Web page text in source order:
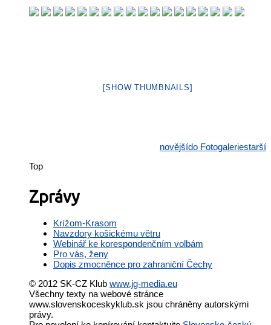
[SHOW THUMBNAILS]
novějšído Fotogaleriestarší
Top
Zprávy
Krížom-Krasom
Navzdory košickému větru
Webinář ke korespondenčním volbám
Pro vás, ženy
Dopis zmocněnce pro zahraniční Čechy
© 2012 SK-CZ Klub www.jg-media.eu
Všechny texty na webové stránce
www.slovenskoceskyklub.sk jsou chráněny autorskými
právy.